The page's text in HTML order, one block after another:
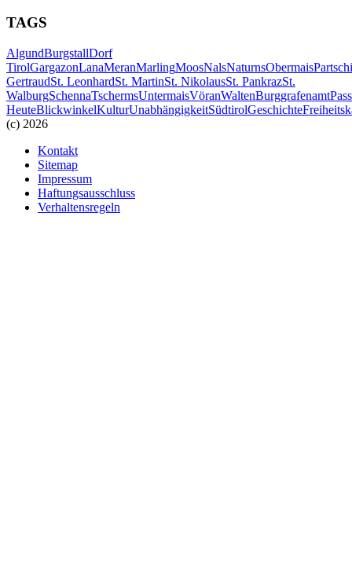
TAGS
AlgundBurgstallDorf
TirolGargazonLanaMeranMarlingMoosNalsNaturnsObermais
GertraudSt. LeonhardSt. MartinSt. NikolausSt. PankrazSt.
WalburgSchennaTschermsUntermaisVöranWaltenBurggrafenamt
HeuteBlickwinkelKulturUnabhängigkeitSüdtirolGeschichte
(c) 2026
Kontakt
Sitemap
Impressum
Haftungsausschluss
Verhaltensregeln